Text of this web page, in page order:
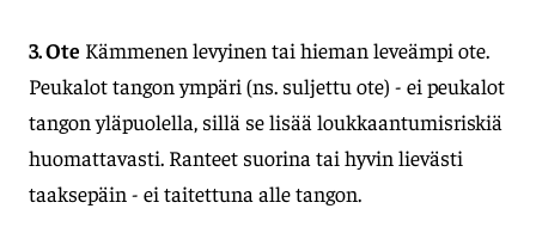
3. Ote Kämmenen levyinen tai hieman leveämpi ote.
Peukalot tangon ympäri (ns. suljettu ote) - ei peukalot
tangon yläpuolella, sillä se lisää loukkaantumisriskiä
huomattavasti. Ranteet suorina tai hyvin lievästi
taaksepäin - ei taitettuna alle tangon.